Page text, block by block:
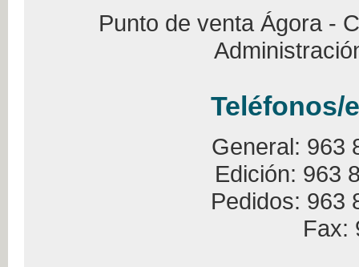
Punto de venta Ágora -
Teléfonos/
General: 963
Edición: 963
Pedidos: 963
Fax: